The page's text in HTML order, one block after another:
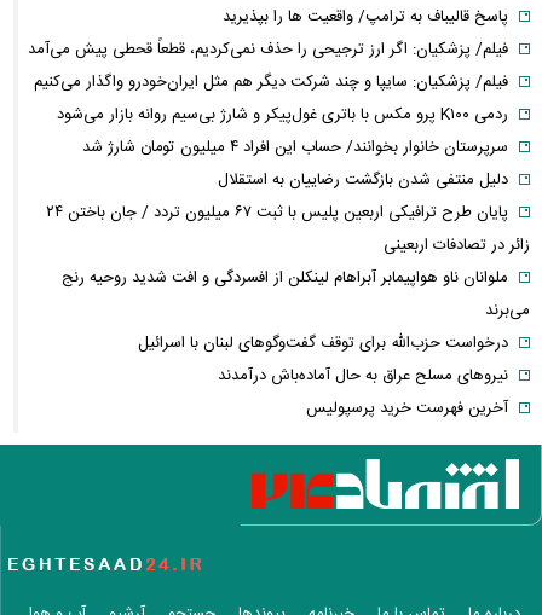
پاسخ قالیباف به ترامپ/ واقعیت ها را بپذیرید
فیلم/ پزشکیان: اگر ارز ترجیحی را حذف نمی‌کردیم، قطعاً قحطی پیش می‌آمد
فیلم/ پزشکیان: سایپا و چند شرکت دیگر هم مثل ایران‌خودرو واگذار می‌کنیم
ردمی K۱۰۰ پرو مکس با باتری غول‌پیکر و شارژ بی‌سیم روانه بازار می‌شود
سرپرستان خانوار بخوانند/ حساب این افراد ۴ میلیون تومان شارژ شد
دلیل منتفی شدن بازگشت رضاییان به استقلال
پایان طرح ترافیکی اربعین پلیس با ثبت ۶۷ میلیون تردد / جان باختن ۲۴
زائر در تصادفات اربعینی
ملوانان ناو هواپیمابر آبراهام لینکلن از افسردگی و افت شدید روحیه رنج
می‌برند
درخواست حزب‌الله برای توقف گفت‌وگوهای لبنان با اسرائیل
نیروهای مسلح عراق به حال آماده‌باش درآمدند
آخرین فهرست خرید پرسپولیس
روزنامه جمهوری اسلامی خواستار برخورد قضایی با باقر خرازی و نیلی شد
ضرغامی: تغییر ریل عین بصیرت است، فرصت سوزی نکنیم
تکذیب اعمال ضریب ۲.۷ برای اینترنت بین‌الملل از سوی سازمان تنظیم
الحدث: به زودی بیانیه‌ای مشترک از سوی عمان و ایران درباره «ایجاد یک